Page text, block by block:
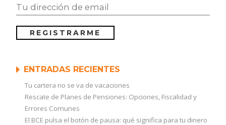
ENTRADAS RECIENTES
Tu cartera no se va de vacaciones
Rescate de Planes de Pensiones: Opciones, Fiscalidad y
Errores Comunes
El BCE pulsa el botón de pausa: qué significa para tu dinero